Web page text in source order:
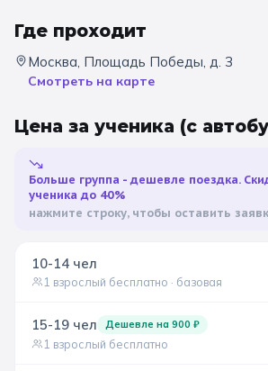
География Ещё 7
🏛️ МУЗЕИ
Все музеи Музей
Дарвиновский музей
📍 ПО ГОРОДАМ
Подмосковье
Санкт-Петербург
Где проходит
Москва, Площадь Победы, д. 3
Смотреть на карте
Цена за ученика (с
Больше группа - дешевле поездка.
ученика до 40%
нажмите строку, чтобы оставить
10-14 чел
1 взрослый бесплатно · базовая
15-19 чел Дешевле на 900 ₽
1 взрослый бесплатно